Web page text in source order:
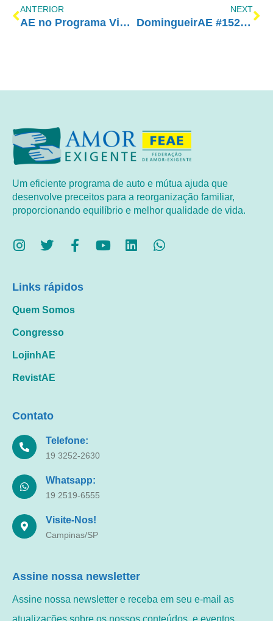
ANTERIOR
AE no Programa Vida Melhor: Ferramentas práticas para mudanças comportamentais
NEXT
DomingueirAE #152 – Melhor prevenir do que remediar
Um eficiente programa de auto e mútua ajuda que
desenvolve preceitos para a reorganização familiar,
proporcionando equilíbrio e melhor qualidade de vida.
Links rápidos
Quem Somos
Congresso
LojinhAE
RevistAE
Contato
Telefone:
19 3252-2630
Whatsapp:
19 2519-6555
Visite-Nos!
Campinas/SP
Assine nossa newsletter
Assine nossa newsletter e receba em seu e-mail as
atualizações sobre os nossos conteúdos, e eventos.